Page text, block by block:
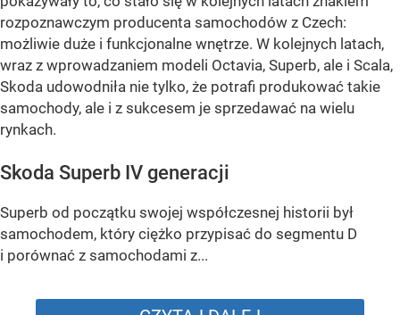
rozpoznawczym producenta samochodów z Czech:
możliwie duże i funkcjonalne wnętrze. W kolejnych latach,
wraz z wprowadzaniem modeli Octavia, Superb, ale i Scala,
Skoda udowodniła nie tylko, że potrafi produkować takie
samochody, ale i z sukcesem je sprzedawać na wielu
rynkach.
Skoda Superb IV generacji
Superb od początku swojej współczesnej historii był
samochodem, który ciężko przypisać do segmentu D
i porównać z samochodami z...